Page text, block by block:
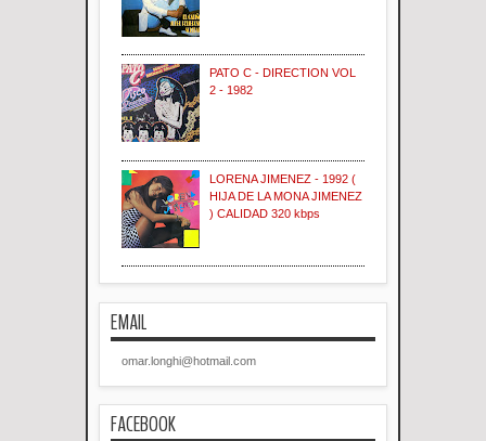
PATO C - DIRECTION VOL
2 - 1982
LORENA JIMENEZ - 1992 (
HIJA DE LA MONA JIMENEZ
) CALIDAD 320 kbps
EMAIL
omar.longhi@hotmail.com
FACEBOOK